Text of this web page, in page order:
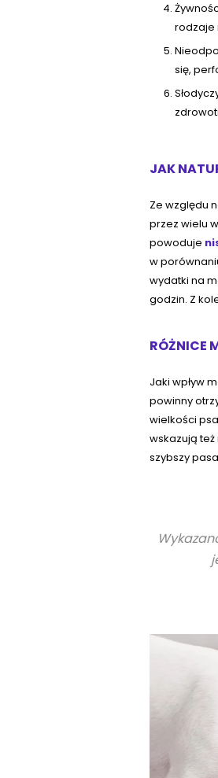
rodzaje
się,
JAK
Ze względu
przez wielu
powoduje
w
wydatki na
godzin. Z
RÓŻNICE
Jaki wpływ
powinny
wielkości
wskazują
szybszy